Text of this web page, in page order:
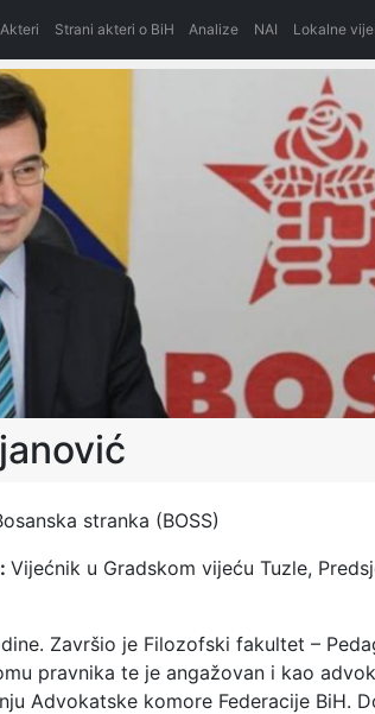
Akteri Strani akteri o BiH Analize NAI Lokalne
stranka (BOSS)
Vijećnik u Gradskom vijeću Tuzle,
Završio je Filozofski fakultet –
pravnika te je angažovan i kao
Advokatske komore Federacije BiH.